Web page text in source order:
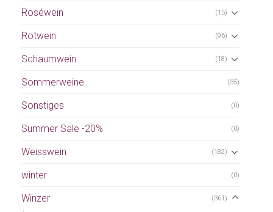
Roséwein (15)
Rotwein (96)
Schaumwein (18)
Sommerweine (35)
Sonstiges (0)
Summer Sale -20% (0)
Weisswein (182)
winter (0)
Winzer (361)